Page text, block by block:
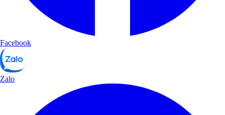
Facebook
Zalo